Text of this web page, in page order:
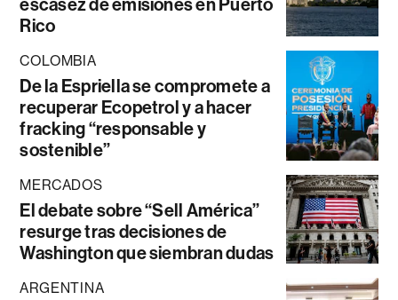
Rico
COLOMBIA
De la Espriella se compromete a
recuperar Ecopetrol y a hacer
fracking “responsable y
sostenible”
MERCADOS
El debate sobre “Sell América”
resurge tras decisiones de
Washington que siembran dudas
ARGENTINA